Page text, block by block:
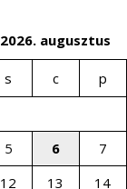
2026. augusztus
s c p
5 6 7
12 13 14